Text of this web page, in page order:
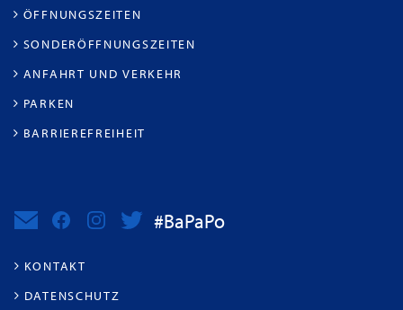
ÖFFNUNGSZEITEN
SONDERÖFFNUNGSZEITEN
ANFAHRT UND VERKEHR
PARKEN
BARRIEREFREIHEIT
#BaPaPo
KONTAKT
DATENSCHUTZ